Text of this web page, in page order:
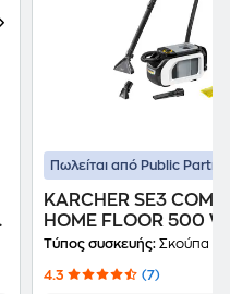
Πωλείται από Public
KARCHER SE3
HOME FLOOR 500
Κάδο Σκούπα Υγρών
Τύπος συσκευής: Σκούπα Υγρών
4.3 (7)